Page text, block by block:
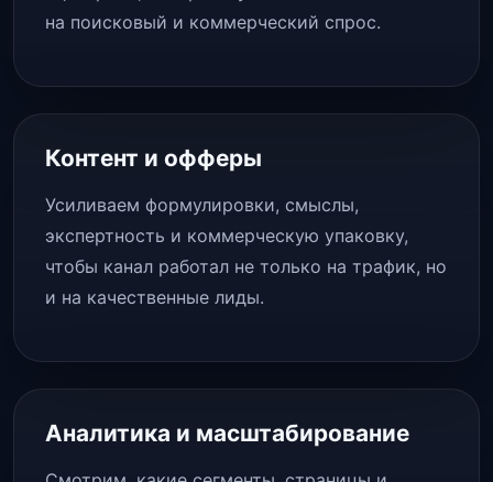
на поисковый и коммерческий спрос.
Контент и офферы
Усиливаем формулировки, смыслы,
экспертность и коммерческую упаковку,
чтобы канал работал не только на трафик, но
и на качественные лиды.
Аналитика и масштабирование